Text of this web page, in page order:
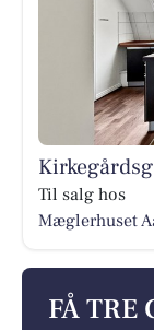
Til salg hos
Mæglerhuset
FÅ TRE